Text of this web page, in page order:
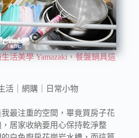
活美學 Yamazaki，餐盤鍋具這
活｜網購｜日常小物
最注重的空間，畢竟買房子花
居家收納要用心保持乾淨整